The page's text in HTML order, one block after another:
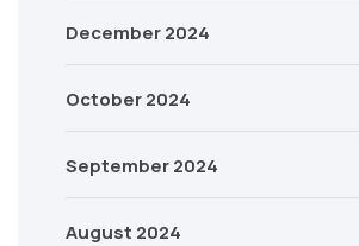
December 2024
October 2024
September 2024
August 2024